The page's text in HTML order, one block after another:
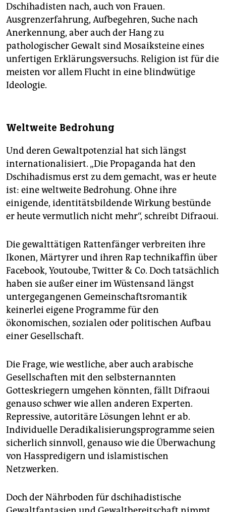
Dschihadisten nach, auch von Frauen.
Ausgrenzerfahrung, Aufbegehren, Suche nach
Anerkennung, aber auch der Hang zu
pathologischer Gewalt sind Mosaiksteine eines
unfertigen Erklärungsversuchs. Religion ist für die
meisten vor allem Flucht in eine blindwütige
Ideologie.
Weltweite Bedrohung
Und deren Gewaltpotenzial hat sich längst
internationalisiert. „Die Propaganda hat den
Dschihadismus erst zu dem gemacht, was er heute
ist: eine weltweite Bedrohung. Ohne ihre
einigende, identitätsbildende Wirkung bestünde
er heute vermutlich nicht mehr“, schreibt Difraoui.
Die gewalttätigen Rattenfänger verbreiten ihre
Ikonen, Märtyrer und ihren Rap technikaffin über
Facebook, Youtoube, Twitter & Co. Doch tatsächlich
haben sie außer einer im Wüstensand längst
untergegangenen Gemeinschaftsromantik
keinerlei eigene Programme für den
ökonomischen, sozialen oder politischen Aufbau
einer Gesellschaft.
Die Frage, wie westliche, aber auch arabische
Gesellschaften mit den selbsternannten
Gotteskriegern umgehen könnten, fällt Difraoui
genauso schwer wie allen anderen Experten.
Repressive, autoritäre Lösungen lehnt er ab.
Individuelle Deradikalisierungsprogramme seien
sicherlich sinnvoll, genauso wie die Überwachung
von Hasspredigern und islamistischen
Netzwerken.
Doch der Nährboden für dschihadistische